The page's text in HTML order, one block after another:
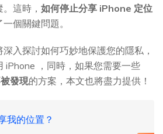
這時， 如何停止分享 iPhone 定位
個關鍵問題。
入探討如何巧妙地保護您的隱私，
iPhone ，同時，如果您需要一些
發現的方案，本文也將盡力提供！
我的位置？